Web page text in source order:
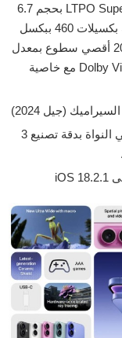
الشاشة من نوع LTPO Super Retina XDR OLED بحجم 6.7
بوصة بدقة 1290×2796 بكسل مع كثافة بكسيلات 460 ببكسل
مع نسبة سطوع للشاشة يصل إلي 2000 أقصي سطوع بمعدل
تحديث 120 هيرتز تدعم HDR10 و Dolby Vision مع خاصية
(جيل 2024)
المعالج من نوع Apple A18 Pro سداسي النواة بدقة تصنيع 3